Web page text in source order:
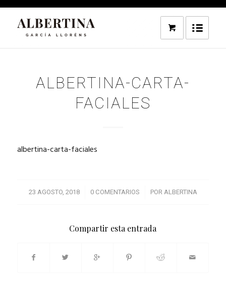
ALBERTINA-CARTA-
FACIALES
albertina-carta-faciales
23 AGOSTO, 2018
/ 0 COMENTARIOS
/ POR ALBERTINA
Compartir esta entrada